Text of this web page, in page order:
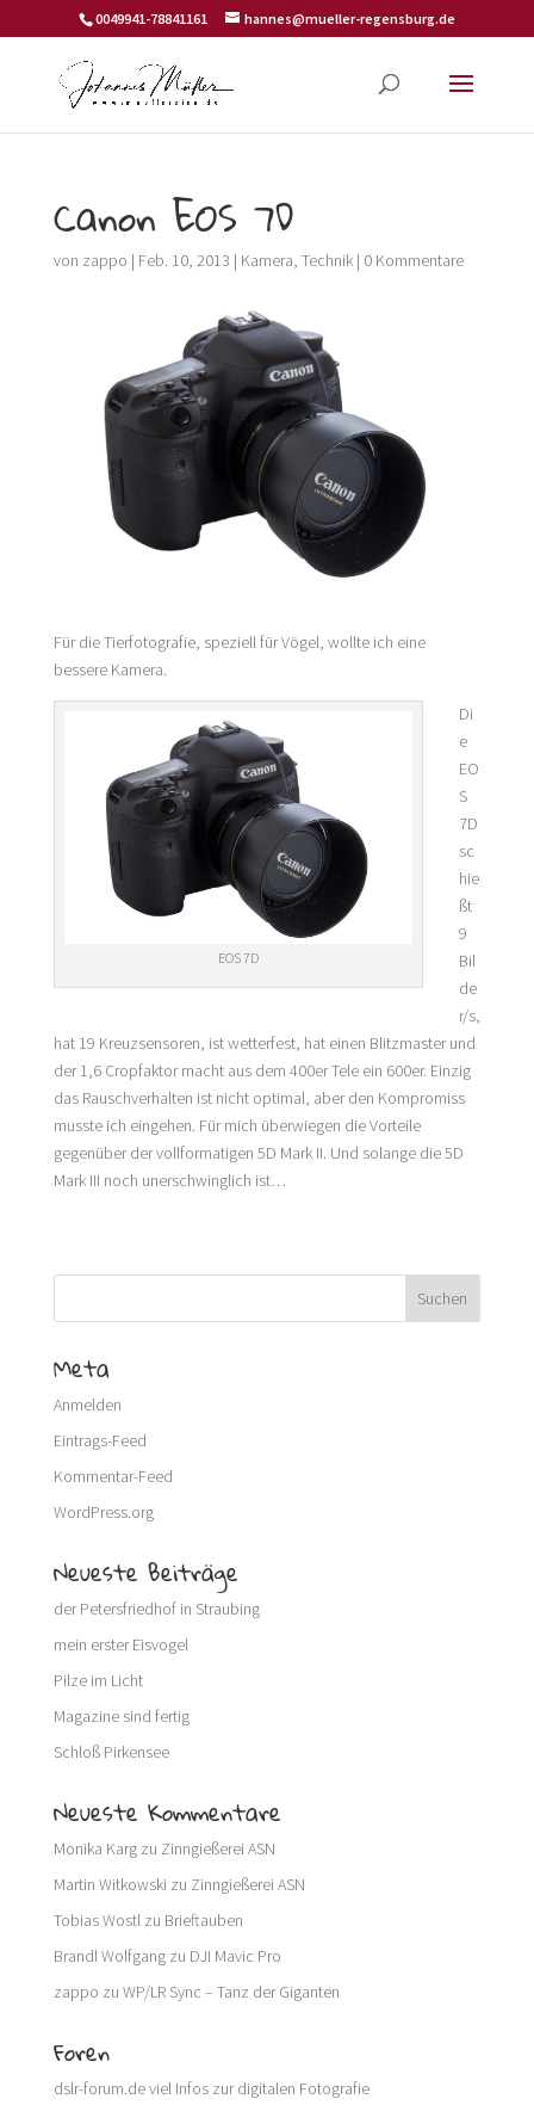
0049941-78841161 hannes@mueller-regensburg.de
Canon EOS 7D
von zappo | Feb. 10, 2013 | Kamera, Technik| 0 Kommentare
Für die Tierfotografie, speziell für Vögel, wollte ich eine
bessere Kamera.
EOS 7D
Di
e
EO
S
7D
sc
hie
ßt
9
Bil
de
r/s,
hat 19 Kreuzsensoren, ist wetterfest, hat einen Blitzmaster und
der 1,6 Cropfaktor macht aus dem 400er Tele ein 600er. Einzig
das Rauschverhalten ist nicht optimal, aber den Kompromiss
musste ich eingehen. Für mich überwiegen die Vorteile
gegenüber der vollformatigen 5D Mark II. Und solange die 5D
Mark III noch unerschwinglich ist…
Meta
Anmelden
Eintrags-Feed
Kommentar-Feed
WordPress.org
Neueste Beiträge
der Petersfriedhof in Straubing
mein erster Eisvogel
Pilze im Licht
Magazine sind fertig
Schloß Pirkensee
Neueste Kommentare
Monika Kargzu Zinngießerei ASN
Martin Witkowski zu Zinngießerei ASN
Tobias Wostlzu Brieftauben
Brandl Wolfgangzu DJI Mavic Pro
zappo zu WP/LR Sync – Tanz der Giganten
Foren
dslr-forum.deviel Infos zur digitalen Fotografie